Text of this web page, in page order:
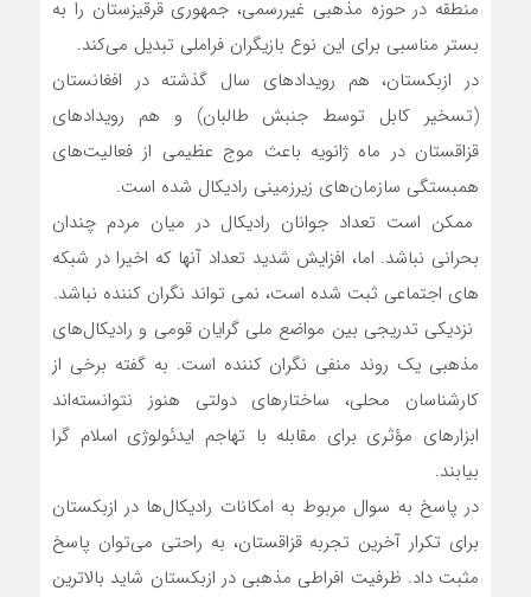
منطقه در حوزه مذهبی غیررسمی، جمهوری قرقیزستان را به
بستر مناسبی برای این نوع بازیگران فراملی تبدیل می‌کند.
در ازبکستان، هم رویدادهای سال گذشته در افغانستان
(تسخیر کابل توسط جنبش طالبان) و هم رویدادهای
قزاقستان در ماه ژانویه باعث موج عظیمی از فعالیت‌های
همبستگی سازمان‌های زیرزمینی رادیکال شده است.
ممکن است تعداد جوانان رادیکال در میان مردم چندان
بحرانی نباشد. اما، افزایش شدید تعداد آنها که اخیرا در شبکه
های اجتماعی ثبت شده است، نمی تواند نگران کننده نباشد.
نزدیکی تدریجی بین مواضع ملی گرایان قومی و رادیکال‌های
مذهبی یک روند منفی نگران کننده است. به گفته برخی از
کارشناسان محلی، ساختارهای دولتی هنوز نتوانسته‌اند
ابزارهای مؤثری برای مقابله با تهاجم ایدئولوژی اسلام گرا
بیابند.
در پاسخ به سوال مربوط به امکانات رادیکال‌ها در ازبکستان
برای تکرار آخرین تجربه قزاقستان، به راحتی می‌توان پاسخ
مثبت داد. ظرفیت افراطی مذهبی در ازبکستان شاید بالاترین